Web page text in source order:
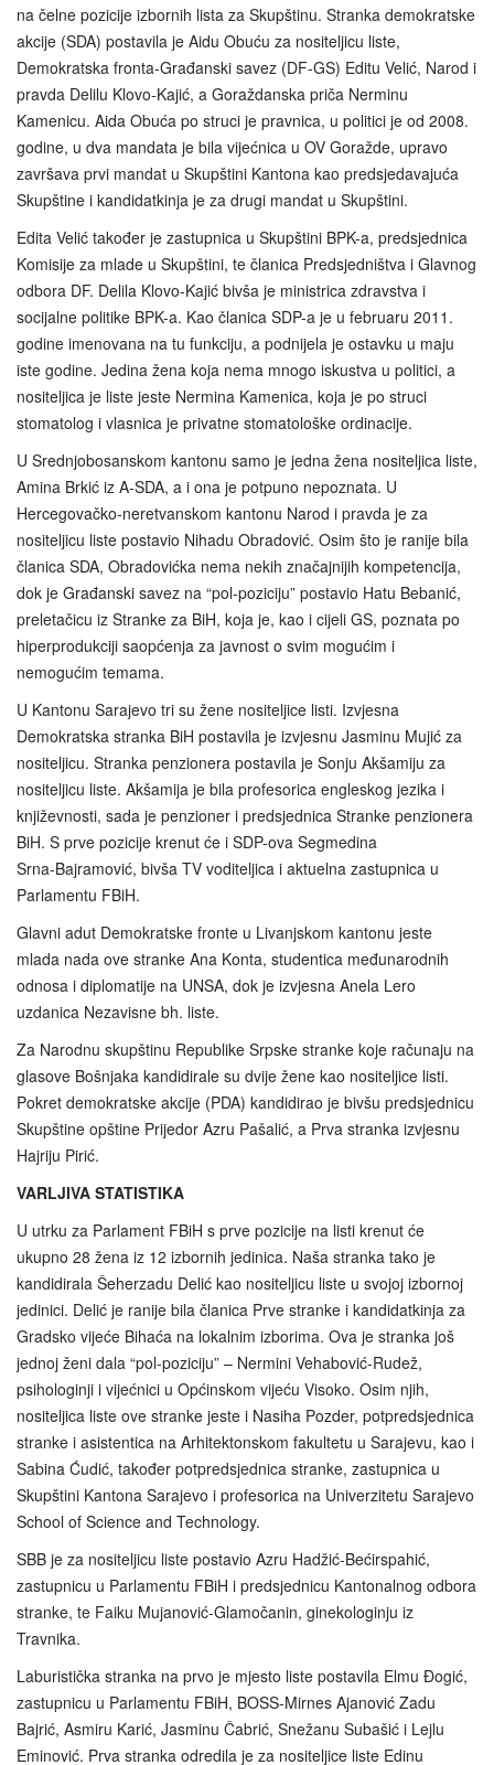
na čelne pozicije izbornih lista za Skupštinu. Stranka demokratske
akcije (SDA) postavila je Aidu Obuću za nositeljicu liste,
Demokratska fronta-Građanski savez (DF-GS) Editu Velić, Narod i
pravda Delilu Klovo‑Kajić, a Goraždanska priča Nerminu
Kamenicu. Aida Obuća po struci je pravnica, u politici je od 2008.
godine, u dva mandata je bila vijećnica u OV Goražde, upravo
završava prvi mandat u Skupštini Kantona kao predsjedavajuća
Skupštine i kandidatkinja je za drugi mandat u Skupštini.
Edita Velić također je zastupnica u Skupštini BPK-a, predsjednica
Komisije za mlade u Skupštini, te članica Predsjedništva i Glavnog
odbora DF. Delila Klovo-Kajić bivša je ministrica zdravstva i
socijalne politike BPK-a. Kao članica SDP-a je u februaru 2011.
godine imenovana na tu funkciju, a podnijela je ostavku u maju
iste godine. Jedina žena koja nema mnogo iskustva u politici, a
nositeljica je liste jeste Nermina Kamenica, koja je po struci
stomatolog i vlasnica je privatne stomatološke ordinacije.
U Srednjobosanskom kantonu samo je jedna žena nositeljica liste,
Amina Brkić iz A-SDA, a i ona je potpuno nepoznata. U
Hercegovačko-neretvanskom kantonu Narod i pravda je za
nositeljicu liste postavio Nihadu Obradović. Osim što je ranije bila
članica SDA, Obradovićka nema nekih značajnijih kompetencija,
dok je Građanski savez na “pol-poziciju” postavio Hatu Bebanić,
preletačicu iz Stranke za BiH, koja je, kao i cijeli GS, poznata po
hiperprodukciji saopćenja za javnost o svim mogućim i
nemogućim temama.
U Kantonu Sarajevo tri su žene nositeljice listi. Izvjesna
Demokratska stranka BiH postavila je izvjesnu Jasminu Mujić za
nositeljicu. Stranka penzionera postavila je Sonju Akšamiju za
nositeljicu liste. Akšamija je bila profesorica engleskog jezika i
književnosti, sada je penzioner i predsjednica Stranke penzionera
BiH. S prve pozicije krenut će i SDP-ova Segmedina
Srna‑Bajramović, bivša TV voditeljica i aktuelna zastupnica u
Parlamentu FBiH.
Glavni adut Demokratske fronte u Livanjskom kantonu jeste
mlada nada ove stranke Ana Konta, studentica međunarodnih
odnosa i diplomatije na UNSA, dok je izvjesna Anela Lero
uzdanica Nezavisne bh. liste.
Za Narodnu skupštinu Republike Srpske stranke koje računaju na
glasove Bošnjaka kandidirale su dvije žene kao nositeljice listi.
Pokret demokratske akcije (PDA) kandidirao je bivšu predsjednicu
Skupštine opštine Prijedor Azru Pašalić, a Prva stranka izvjesnu
Hajriju Pirić.
VARLJIVA STATISTIKA
U utrku za Parlament FBiH s prve pozicije na listi krenut će
ukupno 28 žena iz 12 izbornih jedinica. Naša stranka tako je
kandidirala Šeherzadu Delić kao nositeljicu liste u svojoj izbornoj
jedinici. Delić je ranije bila članica Prve stranke i kandidatkinja za
Gradsko vijeće Bihaća na lokalnim izborima. Ova je stranka još
jednoj ženi dala “pol-poziciju” – Nermini Vehabović‑Rudež,
psihologinji i vijećnici u Općinskom vijeću Visoko. Osim njih,
nositeljica liste ove stranke jeste i Nasiha Pozder, potpredsjednica
stranke i asistentica na Arhitektonskom fakultetu u Sarajevu, kao i
Sabina Ćudić, također potpredsjednica stranke, zastupnica u
Skupštini Kantona Sarajevo i profesorica na Univerzitetu Sarajevo
School of Science and Technology.
SBB je za nositeljicu liste postavio Azru Hadžić-Bećirspahić,
zastupnicu u Parlamentu FBiH i predsjednicu Kantonalnog odbora
stranke, te Faiku Mujanović-Glamočanin, ginekologinju iz
Travnika.
Laburistička stranka na prvo je mjesto liste postavila Elmu Đogić,
zastupnicu u Parlamentu FBiH, BOSS-Mirnes Ajanović Zadu
Bajrić, Asmiru Karić, Jasminu Čabrić, Snežanu Subašić i Lejlu
Eminović. Prva stranka odredila je za nositeljice liste Edinu